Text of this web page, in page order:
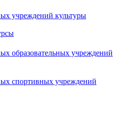
учреждений культуры
образовательных учреждений
спортивных учреждений